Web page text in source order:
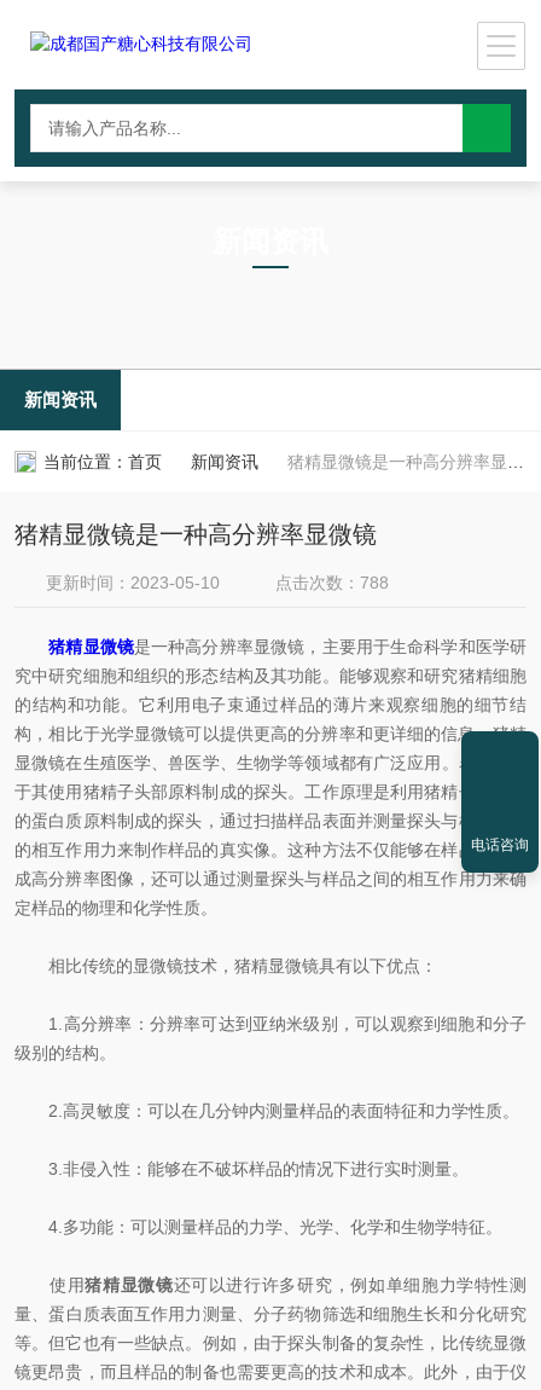
新闻资讯
当前位置： 首页 新闻资讯 猪精显微镜是一种高分辨率显微镜
猪精显微镜是一种高分辨率显微镜
更新时间：2023-05-10 点击次数：788
猪精显微镜是一种高分辨率显微镜，主要用于生命科学和医学研
究中研究细胞和组织的形态结构及其功能。能够观察和研究猪精细胞
的结构和功能。它利用电子束通过样品的薄片来观察细胞的细节结
构，相比于光学显微镜可以提供更高的分辨率和更详细的信息。猪精
显微镜在生殖医学、兽医学、生物学等领域都有广泛应用。名称来源
于其使用猪精子头部原料制成的探头。工作原理是利用猪精子头部中
的蛋白质原料制成的探头，通过扫描样品表面并测量探头与样品之间
的相互作用力来制作样品的真实像。这种方法不仅能够在样品表面生
成高分辨率图像，还可以通过测量探头与样品之间的相互作用力来确
定样品的物理和化学性质。
相比传统的显微镜技术，猪精显微镜具有以下优点：
1.高分辨率：分辨率可达到亚纳米级别，可以观察到细胞和分子
级别的结构。
2.高灵敏度：可以在几分钟内测量样品的表面特征和力学性质。
3.非侵入性：能够在不破坏样品的情况下进行实时测量。
4.多功能：可以测量样品的力学、光学、化学和生物学特征。
使用猪精显微镜还可以进行许多研究，例如单细胞力学特性测
量、蛋白质表面互作用力测量、分子药物筛选和细胞生长和分化研究
等。但它也有一些缺点。例如，由于探头制备的复杂性，比传统显微
镜更昂贵，而且样品的制备也需要更高的技术和成本。此外，由于仪
电话咨询